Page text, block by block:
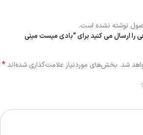
نوشته نشده است.
را ارسال می کنید برای “بادی میست مینی
شد. بخش‌های موردنیاز علامت‌گذاری شده‌اند*